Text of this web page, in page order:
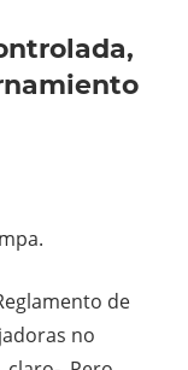
de
no